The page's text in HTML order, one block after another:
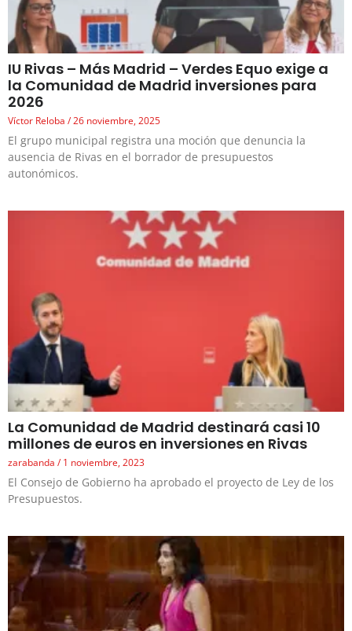
IU Rivas – Más Madrid – Verdes Equo exige a
la Comunidad de Madrid inversiones para
2026
Víctor Reloba 26 noviembre, 2025
El grupo municipal registra una moción que denuncia la
ausencia de Rivas en el borrador de presupuestos
autonómicos.
La Comunidad de Madrid destinará casi 10
millones de euros en inversiones en Rivas
zarabanda 1 noviembre, 2023
El Consejo de Gobierno ha aprobado el proyecto de Ley de los
Presupuestos.